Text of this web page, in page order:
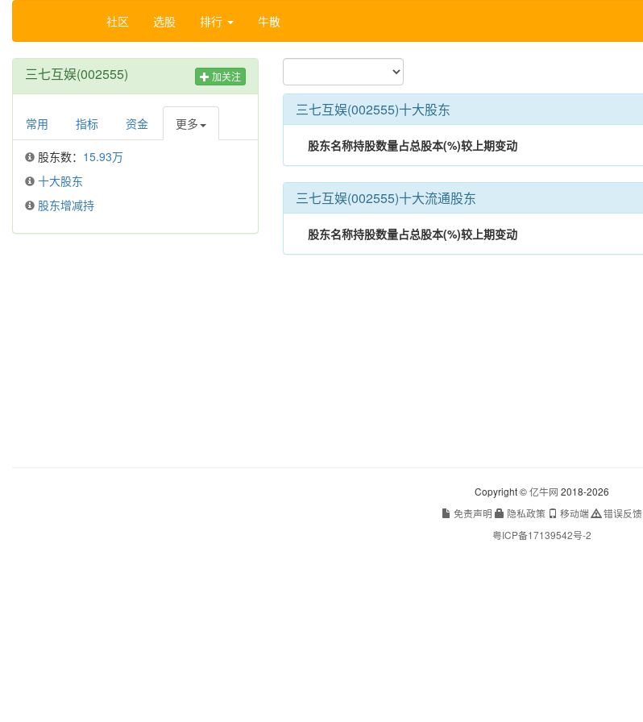
社区 选股 排行 牛散
三七互娱(002555) 加关注
常用 指标 资金 更多
股东数： 15.93万
十大股东
股东增减持
三七互娱(002555)十大股东
股东名称持股数量占总股本(%)较上期变动
三七互娱(002555)十大流通股东
股东名称持股数量占总股本(%)较上期变动
Copyright ©亿牛网 2018-2026
免责声明
隐私政策 移动端
错误反馈
粤ICP备17139542号-2